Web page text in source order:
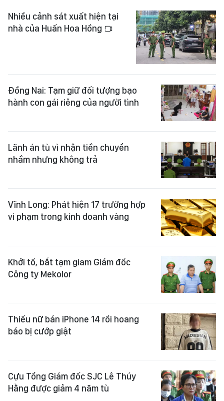
Nhiều cảnh sát xuất hiện tại
nhà của Huấn Hoa Hồng
Đồng Nai: Tạm giữ đối tượng bạo
hành con gái riêng của người tình
Lãnh án tù vì nhận tiền chuyển
nhầm nhưng không trả
Vĩnh Long: Phát hiện 17 trường hợp
vi phạm trong kinh doanh vàng
Khởi tố, bắt tạm giam Giám đốc
Công ty Mekolor
Thiếu nữ bán iPhone 14 rồi hoang
báo bị cướp giật
Cựu Tổng Giám đốc SJC Lê Thúy
Hằng được giảm 4 năm tù